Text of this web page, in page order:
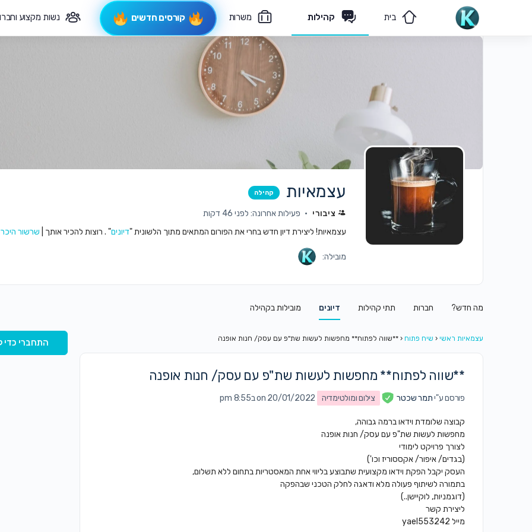
בית קהילות משרות קורסים חדשים נשות מקצוע
פיקוח תורני
עצמאיות קהילה
ציבורי
פעילות אחרונה: לפני 46 דקות
עצמאיות! ליצירת דיון חדש בחרי את הפורום המתאים מתוך הלשונית "דיונים" . רוצות להכיר אותך | שרשור
מובילה:
מה חדש? חברות תתי קהילות דיונים מובילות בקהילה
עצמאיות ראשי ‹ שיח פתוח ‹ **שווה לפתוח** מחפשות לעשות שת"פ עם עסק/ חנות אופנה
**שווה לפתוח** מחפשות לעשות שת"פ עם עסק/ חנות אופנה
פורסם ע"יתמר שכטר צילום ומולטימדיה on 20/01/2022 ב8:55 pm
קבוצה שלומדת וידאו ברמה גבוהה,
מחפשות לעשות שת"פ עם עסק/ חנות אופנה
לצורך פרויקט לימודי
(בגדים/ איפור/ אקססוריז וכו')
העסק יקבל הפקת וידאו מקצועית שתבוצע בליווי אחת המאסטריות בתחום ללא תשלום,
בתמורה לשיתוף פעולה מלא ודאגה לחלק הטכני שבהפקה
(דוגמניות, לוקיישן..)
ליצירת קשר
מייל yael553242‏
התחברי כדי